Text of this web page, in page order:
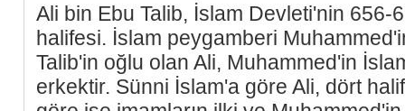
Ali bin Ebu Talib, İslam Devleti'nin 656-
halifesi. İslam peygamberi
Talib'in oğlu olan Ali, Muhammed'in
erkektir. Sünni İslam'a göre Ali, dört